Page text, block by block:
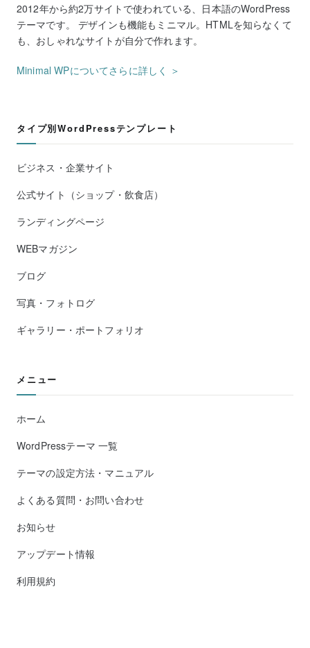
2012年から約2万サイトで使われている、日本語のWordPress
テーマです。 デザインも機能もミニマル。HTMLを知らなくて
も、おしゃれなサイトが自分で作れます。
Minimal WPについてさらに詳しく ＞
タイプ別WordPressテンプレート
ビジネス・企業サイト
公式サイト（ショップ・飲食店）
ランディングページ
WEBマガジン
ブログ
写真・フォトログ
ギャラリー・ポートフォリオ
メニュー
ホーム
WordPressテーマ 一覧
テーマの設定方法・マニュアル
よくある質問・お問い合わせ
お知らせ
アップデート情報
利用規約